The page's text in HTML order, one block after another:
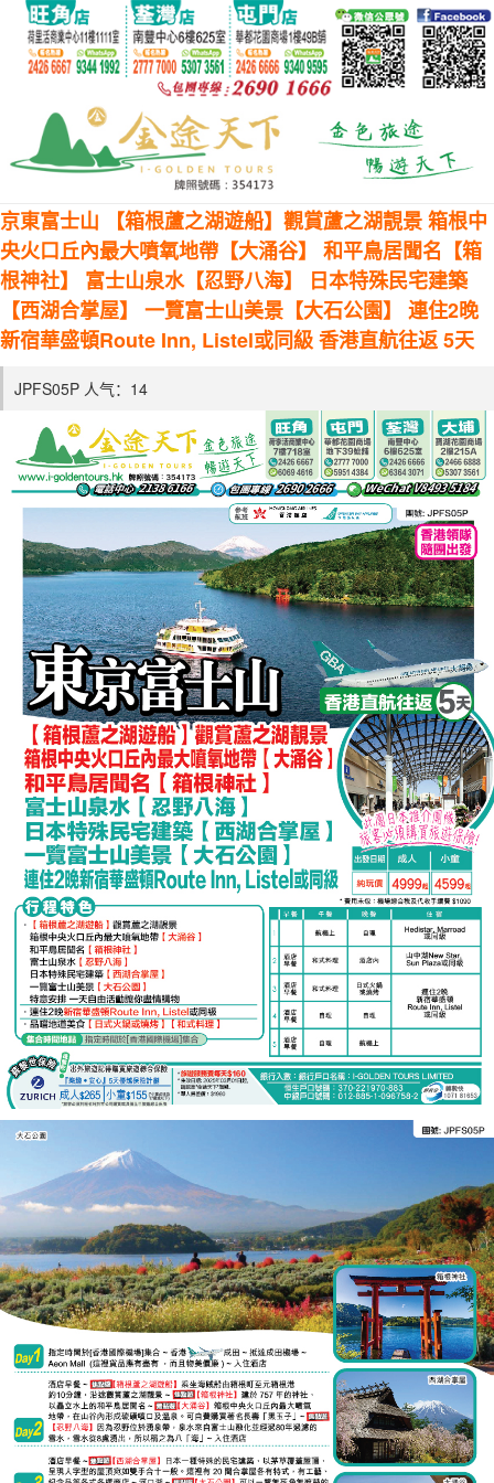
京東富士山 【箱根蘆之湖遊船】觀賞蘆之湖靚景 箱根中
央火口丘內最大噴氧地帶【大涌谷】 和平鳥居聞名【箱
根神社】 富士山泉水【忍野八海】 日本特殊民宅建築
【西湖合掌屋】 一覽富士山美景【大石公園】 連住2晚
新宿華盛頓Route Inn, Listel或同級 香港直航往返 5天
JPFS05P 人气： 14